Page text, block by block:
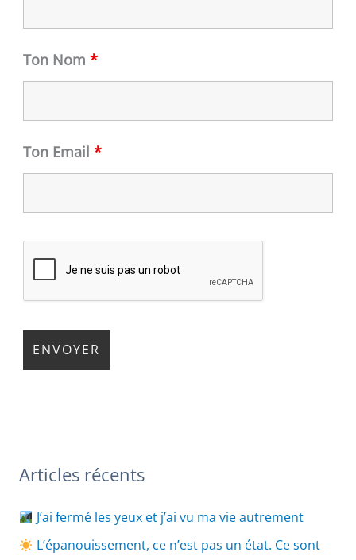
Ton Nom *
Ton Email *
Articles récents
J’ai fermé les yeux et j’ai vu ma vie autrement
L’épanouissement, ce n’est pas un état. Ce sont